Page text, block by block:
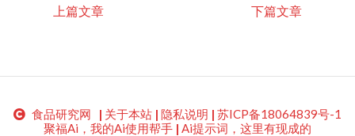
上篇文章 下篇文章
食品研究网 | 关于本站 | 隐私说明 | 苏ICP备18064839号-1
聚福Ai，我的Ai使用帮手 | Ai提示词，这里有现成的